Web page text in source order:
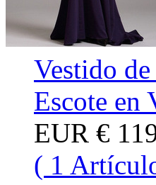
Vestido
Escote en
EUR €
( 1